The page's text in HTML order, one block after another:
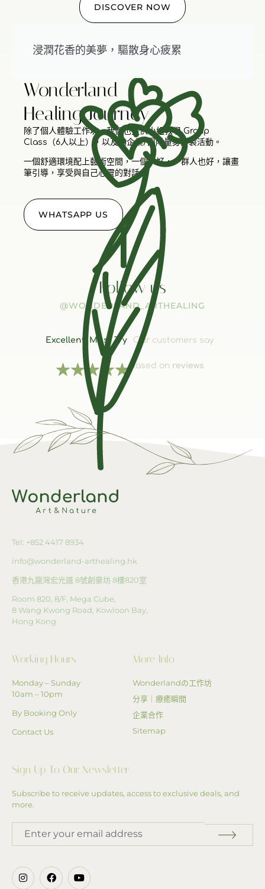
DISCOVER NOW
浸潤花香的美夢，驅散身心疲累
Wonderland
Healing Journey
除了個人體驗工作坊，我們也提供小組教學 Group
Class（6人以上），以及為企業/團隊量身訂製活動。
一個舒適環境配上藝術空間，一個人好，一群人也好，讓畫
筆引導，享受與自己心靈的對話。
WHATSAPP US
Follow us
@WONDERLAND_ARTHEALING
Excellent, Must Try Our customers say
★★★★★based on reviews
Tel: +852 4417 8934
info@wonderland-arthealing.hk
香港九龍灣宏光道 8號創豪坊8樓820室
Room 820, 8/F, Mega Cube,
8 Wang Kwong Road, Kowloon Bay,
Hong Kong
Working Hours
Monday – Sunday
10am – 10pm
By Booking Only
Contact Us
More Info
Wonderlandの工作坊
分享｜療癒瞬間
企業合作
Sitemap
Sign Up To Our Newsletter
Subscribe to receive updates, access to exclusive deals, and
more.